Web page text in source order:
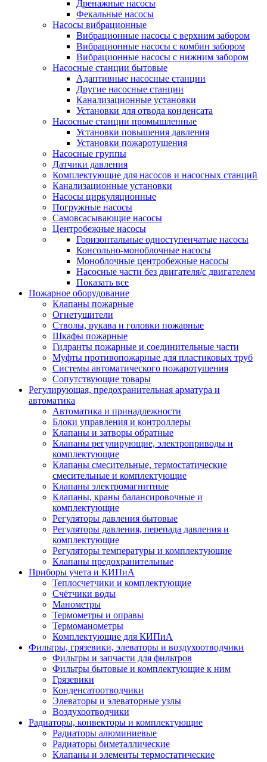
Дренажные насосы
Фекальные насосы
Насосы вибрационные
Вибрационные насосы с верхним забором
Вибрационные насосы с комбин забором
Вибрационные насосы с нижним забором
Насосные станции бытовые
Адаптивные насосные станции
Другие насосные станции
Канализационные установки
Установки для отвода конденсата
Насосные станции промышленные
Установки повышения давления
Установки пожаротушения
Насосные группы
Датчики давления
Комплектующие для насосов и насосных станций
Канализационные установки
Насосы циркуляционные
Погружные насосы
Самовсасывающие насосы
Центробежные насосы
Горизонтальные одноступенчатые насосы
Консольно-моноблочные насосы
Моноблочные центробежные насосы
Насосные части без двигателя/с двигателем
Показать все
Пожарное оборудование
Клапаны пожарные
Огнетушители
Стволы, рукава и головки пожарные
Шкафы пожарные
Гидранты пожарные и соединительные части
Муфты противопожарные для пластиковых труб
Системы автоматического пожаротушения
Сопутствующие товары
Регулирующая, предохранительная арматура и
автоматика
Автоматика и принадлежности
Блоки управления и контроллеры
Клапаны и затворы обратные
Клапаны регулирующие, электроприводы и
комплектующие
Клапаны смесительные, термостатические
смесительные и комплектующие
Клапаны электромагнитные
Клапаны, краны балансировочные и
комплектующие
Регуляторы давления бытовые
Регуляторы давления, перепада давления и
комплектующие
Регуляторы температуры и комплектующие
Клапаны предохранительные
Приборы учета и КИПиА
Теплосчетчики и комплектующие
Счётчики воды
Манометры
Термометры и оправы
Термоманометры
Комплектующие для КИПиА
Фильтры, грязевики, элеваторы и воздухоотводчики
Фильтры и запчасти для фильтров
Фильтры бытовые и комплектующие к ним
Грязевики
Конденсатоотводчики
Элеваторы и элеваторные узлы
Воздухоотводчики
Радиаторы, конвекторы и комплектующие
Радиаторы алюминиевые
Радиаторы биметаллические
Клапаны и элементы термостатические